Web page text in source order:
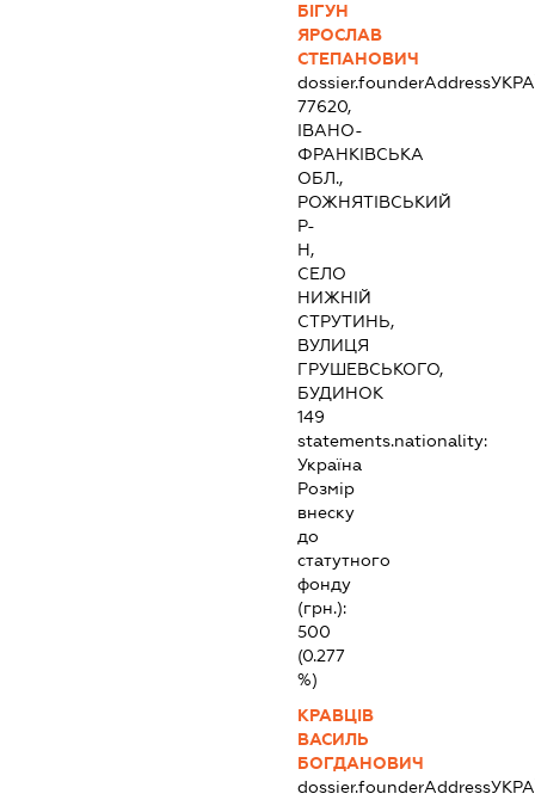
БІГУН
ЯРОСЛАВ
СТЕПАНОВИЧ
dossier.founderAddress
77620,
ІВАНО-
ФРАНКІВСЬКА
ОБЛ.,
РОЖНЯТІВСЬКИЙ
Р-
Н,
СЕЛО
НИЖНІЙ
СТРУТИНЬ,
ВУЛИЦЯ
ГРУШЕВСЬКОГО,
БУДИНОК
149
statements.nationality:
Україна
Розмір
внеску
до
статутного
фонду
(грн.):
500
(0.277
%)
КРАВЦІВ
ВАСИЛЬ
БОГДАНОВИЧ
dossier.founderAddress